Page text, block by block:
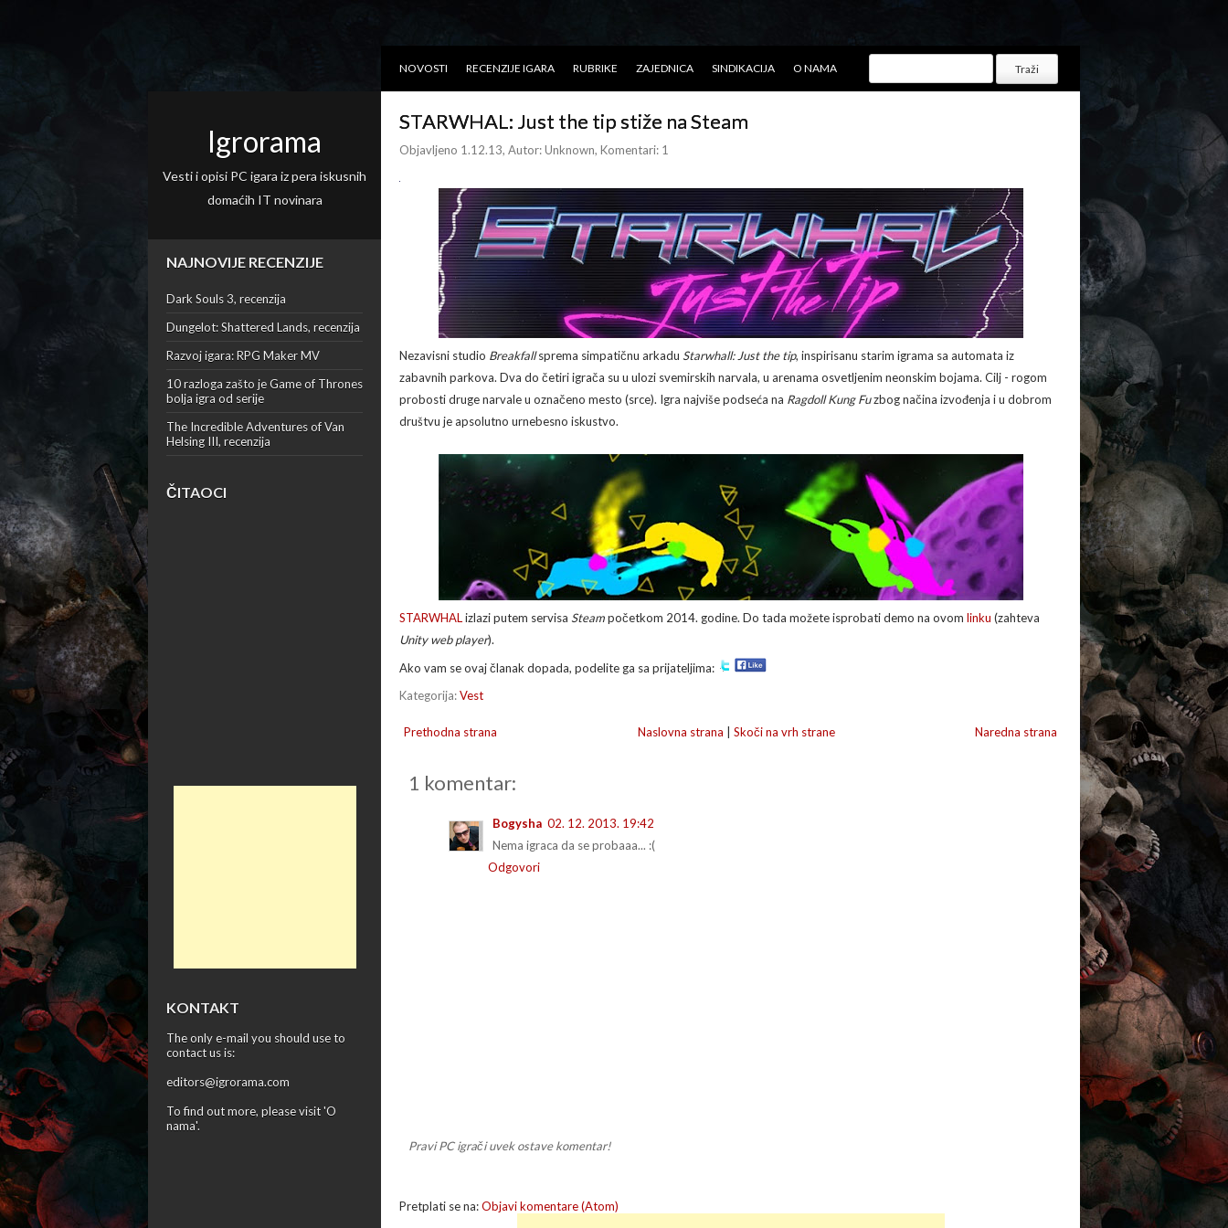
NOVOSTI RECENZIJE IGARA RUBRIKE ZAJEDNICA SINDIKACIJA O NAMA
Igrorama
Vesti i opisi PC igara iz pera iskusnih
domaćih IT novinara
NAJNOVIJE RECENZIJE
Dark Souls 3, recenzija
Dungelot: Shattered Lands, recenzija
Razvoj igara: RPG Maker MV
10 razloga zašto je Game of Thrones
bolja igra od serije
The Incredible Adventures of Van
Helsing III, recenzija
ČITAOCI
KONTAKT
The only e-mail you should use to
contact us is:
editors@igrorama.com
To find out more, please visit 'O
nama'.
STARWHAL: Just the tip stiže na Steam
Objavljeno 1.12.13, Autor:Unknown, Komentari: 1
Nezavisni studio Breakfallsprema simpatičnu arkadu Starwhall: Just the tip, inspirisanu starim igrama sa automata iz
zabavnih parkova. Dva do četiri igrača su u ulozi svemirskih narvala, u arenama osvetljenim neonskim bojama. Cilj - rogom
probosti druge narvale u označeno mesto (srce). Igra najviše podseća na Ragdoll Kung Fuzbog načina izvođenja i u dobrom
društvu je apsolutno urnebesno iskustvo.
STARWHALizlazi putem servisa Steampočetkom 2014. godine. Do tada možete isprobati demo na ovom linku (zahteva
Unity web player).
Ako vam se ovaj članak dopada, podelite ga sa prijateljima:
Kategorija:Vest
Naredna strana
Prethodna strana Naslovna strana Skoči na vrh strane
1 komentar:
Bogysha 02. 12. 2013. 19:42
Nema igraca da se probaaa... :(
Odgovori
Pravi PC igrači uvek ostave komentar!
Pretplati se na:Objavi komentare (Atom)